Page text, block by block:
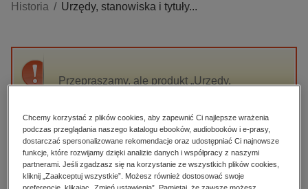
Zobacz wszystkie E-prasa
budownictwo, aranżacja wnętrz
darmowe wydania
edukacja
hobby, sport, rozrywka
komputery, internet, technologie, informatyka
Historia
Urzędy, stanowiska i tytuły...
Przepraszamy, ale produkt „Urzędy,
nie jest dostępny.
High-contrast mode
Chcemy korzystać z plików cookies, aby zapewnić Ci najlepsze wrażenia
podczas przeglądania naszego katalogu ebooków, audiobooków i e-prasy,
dostarczać spersonalizowane rekomendacje oraz udostępniać Ci najnowsze
funkcje, które rozwijamy dzięki analizie danych i współpracy z naszymi
partnerami. Jeśli zgadzasz się na korzystanie ze wszystkich plików cookies,
kliknij „Zaakceptuj wszystkie”. Możesz również dostosować swoje